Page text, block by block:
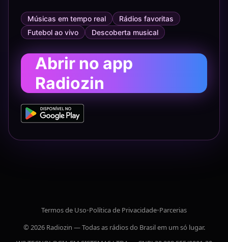
Músicas em tempo real
Rádios favoritas
Futebol ao vivo
Descoberta musical
Abrir no app
Radiozin
Termos de Uso•Política de Privacidade•Parcerias
© 2026 Radiozin — Todas as rádios do Brasil em um só lugar.